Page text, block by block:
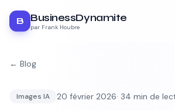
B BusinessDynamite
par Frank Houbre
← Blog
Images IA 20 février 2026· 34 min de